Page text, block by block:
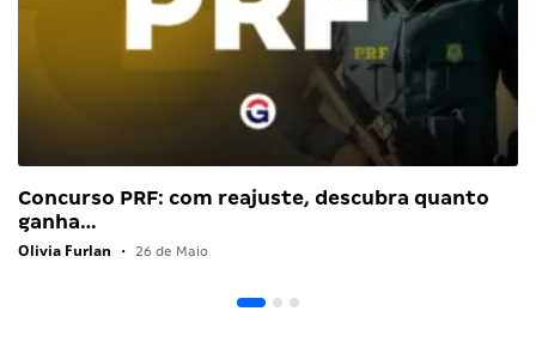
Concurso PRF: com reajuste, descubra quanto
ganha…
Olivia Furlan • 26 de Maio